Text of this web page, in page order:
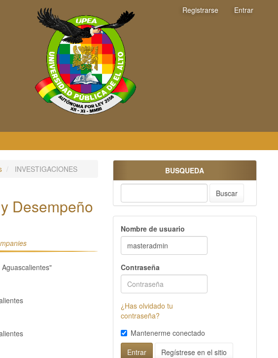
Registrarse Entrar
INVESTIGACIONES
Desempeño
BUSQUEDA
Buscar
Nombre de usuario
Contraseña
¿Has olvidado tu
contraseña?
Mantenerme conectado
Entrar
Regístrese en el sitio